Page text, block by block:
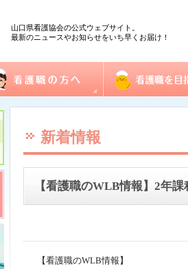
山口県看護協会の公式ウェブサイト。
最新のニュースやお知らせをいち早くお届け！
の方へ
践情報
護管理者教育課程
センター事業・研修
式ダウンロード
新着情報
【看護職のWLB情報】2年
【看護職のWLB情報】